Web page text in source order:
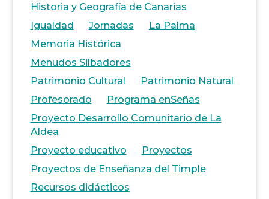
Historia y Geografía de Canarias
Igualdad
Jornadas
La Palma
Memoria Histórica
Menudos Silbadores
Patrimonio Cultural
Patrimonio Natural
Profesorado
Programa enSeñas
Proyecto Desarrollo Comunitario de La
Aldea
Proyecto educativo
Proyectos
Proyectos de Enseñanza del Timple
Recursos didácticos